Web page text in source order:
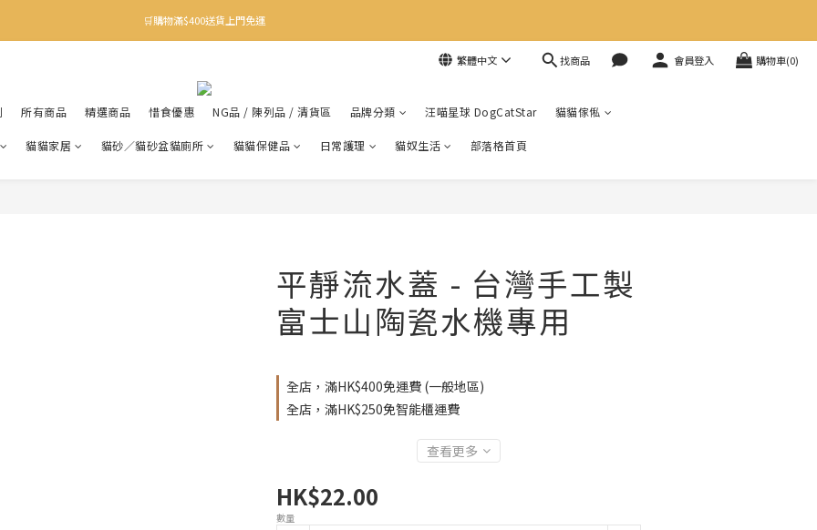
✨下載Three Little Meow App 即享多重禮遇！
🛒購物滿$400送貨上門免運
繁體中文 找商品 會員登入 購物車(0)
所有商品 精選商品 惜食優惠 NG品 / 陳列品 / 清貨區 品牌分類 汪喵星球 DogCatStar 貓貓傢俬
貓貓家居 貓砂／貓砂盆貓廁所 貓貓保健品 日常護理 貓奴生活 部落格首頁
平靜流水蓋 - 台灣手工製
富士山陶瓷水機專用
全店，滿HK$400免運費 (一般地區)
全店，滿HK$250免智能櫃運費
查看更多
HK$22.00
數量